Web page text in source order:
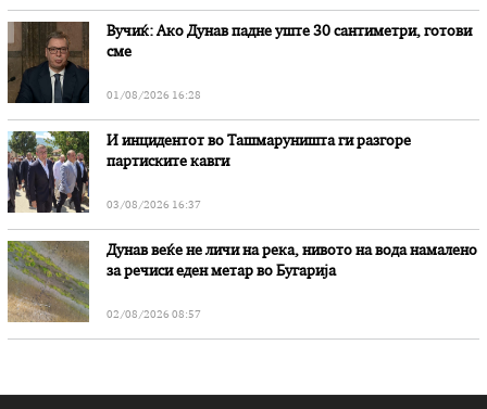
Вучиќ: Ако Дунав падне уште 30 сантиметри, готови
сме
01/08/2026 16:28
И инцидентот во Ташмаруништa ги разгоре
партиските кавги
03/08/2026 16:37
Дунав веќе не личи на река, нивото на вода намалено
за речиси еден метар во Бугарија
02/08/2026 08:57